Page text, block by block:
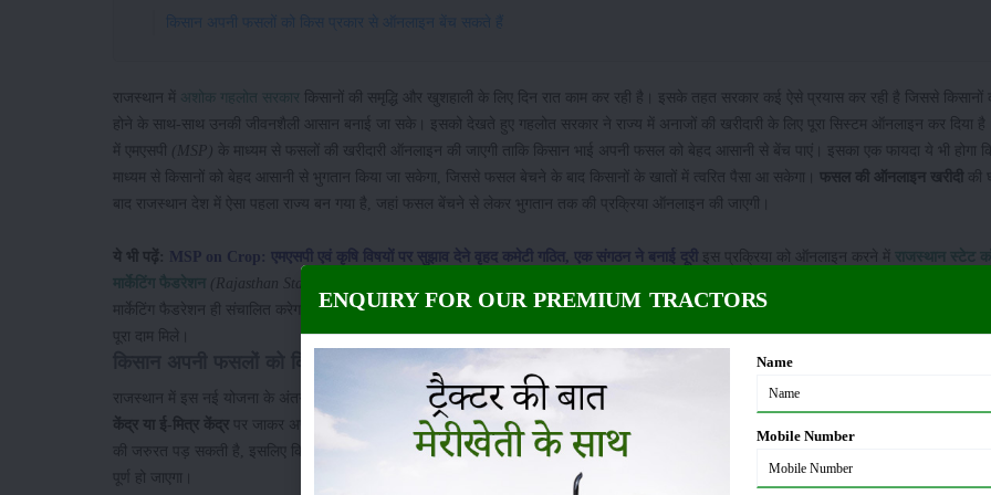
किसान अपनी फसलों को किस प्रकार से ऑनलाइन बेंच सकते हैं
राजस्थान में अशोक गहलोत सरकार किसानों की समृद्धि और खुशहाली के लिए दिन रात काम कर रही है। इसके तहत सरकार कई ऐसे प्रयास कर रही है जिससे किसानों
होने के साथ-साथ उनकी जीवनशैली आसान बनाई जा सके। इसको देखते हुए गहलोत सरकार ने राज्य में अनाजों की खरीदारी के लिए पूरा सिस्टम ऑनलाइन कर दिया
में एमएसपी (MSP) के माध्यम से फसलों की खरीदारी ऑनलाइन की जाएगी ताकि किसान भाई अपनी फसल को बेहद आसानी से बेंच पाएं। इसका एक फायदा ये भी होगा
माध्यम से किसानों को बेहद आसानी से भुगतान किया जा सकेगा, जिससे फसल बेचने के बाद किसानों के खातों में त्वरित पैसा आ सकेगा। फसल की ऑनलाइन खरीदी
की
बाद राजस्थान देश में ऐसा पहला राज्य बन गया है, जहां फसल बेंचने से लेकर भुगतान तक की प्रक्रिया ऑनलाइन की जाएगी।
ये भी पढ़ें: MSP on Crop: एमएसपी एवं कृषि विषयों पर सुझाव देने वृहद कमेटी गठित, एक संगठन ने बनाई दूरी इस प्रक्रिया को ऑनलाइन करने में राजस्थान स्टेट
मार्केटिंग फैडरेशन (Rajasthan State Co-operative Marketing Federation Ltd.)
मार्केटिंग फैडरेशन ही संचालित करेगा। ऑनलाइन प्रक्रिया के माध्यम से सरकार का उद्देश्य है कि किसानों की फसलों की खरीद सुनिश्चित हो सके तथा किसानों को
पूरा दाम मिले।
किसान अपनी फसलों को किस प्रकार से ऑनलाइन बेंच सकते हैं
राजस्थान में इस नई योजना के अंतर्गत किसानों को न्यूनतम समर्थन मूल्य में अपनी फसल बेंचने के लिए ऑनलाइन नामांकन करवाना होगा, जिसके लिए किसान भाई
केंद्र या ई-मित्र केंद्र पर जाकर अपना नामंकन करवा सकते हैं। नामांकन करवाने के लिए किसानों को आधार कार्ड, जन आधार कार्ड, गिरदावरी पी-35, बैंक खाते आदि
की जरुरत पड़ सकती है, इसलिए किसान ये दस्तावेज अपने साथ रखें। नामांकन करते वक़्त आधार के माध्यम से किसान का बायोमेट्रिक सत्यापन किया जाएगा, इसके बाद
पूर्ण हो जाएगा।
ENQUIRY FOR OUR PREMIUM TRACTORS
Name
Mobile Number